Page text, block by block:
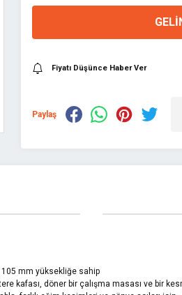
Fiyatı Düşünce Haber Ver
Paylaş
mm yüksekliğe sahip
kafası, döner bir çalışma masası ve bir